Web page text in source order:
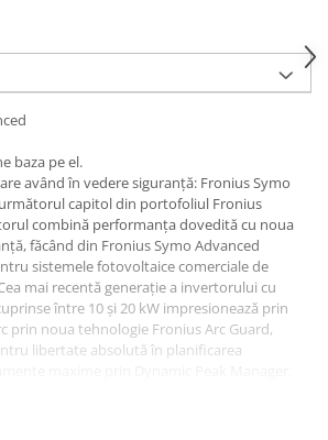
VRLA
Acid)
Semi-
(BMS)
baza pe el.
având în vedere siguranță: Fronius Symo
capitol din portofoliul Fronius
combină performanța dovedită cu noua
făcând din Fronius Symo Advanced
sistemele fotovoltaice comerciale de
mai recentă generație a invertorului cu
între 10 și 20 kW impresionează prin
prin noua tehnologie Fronius Arc Guard,
libertate absolută în planificarea